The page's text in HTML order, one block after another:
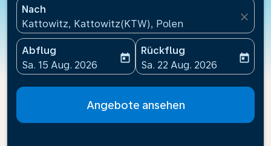
Nach
Kattowitz, Kattowitz(KTW), Polen
close
Abflug
fc-booking-departure-date-aria-label
Sa. 15 Aug. 2026
today
Rückflug
fc-booking-return-date-
Sa. 22 Aug. 2026
today
Angebote ansehen